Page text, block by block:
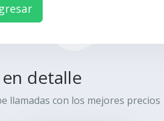
detalle
llamadas con los mejores precios